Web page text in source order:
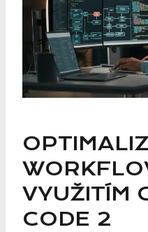
VYUŽITÍM
CODE 2